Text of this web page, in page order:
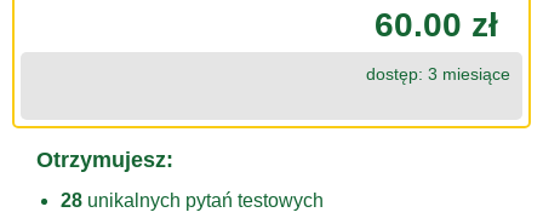
60.00 zł
dostęp: 3 miesiące
Otrzymujesz:
28 unikalnych pytań testowych